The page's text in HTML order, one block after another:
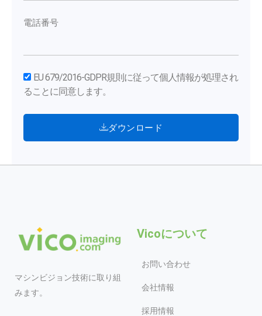
電話番号
EU 679/2016-GDPR規則に従って個人情報が処理され
ることに同意します。
ダウンロード
マシンビジョン技術に取り組
みます。
Vicoについて
お問い合わせ
会社情報
採用情報